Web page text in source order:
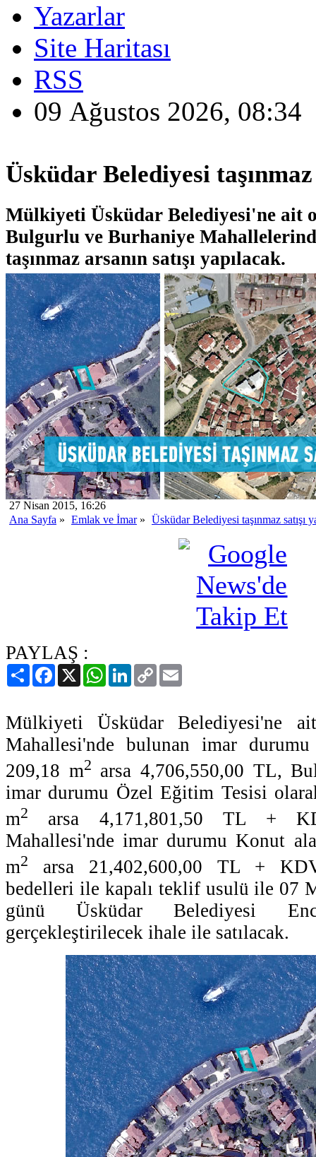
Yazarlar
Site Haritası
RSS
09 Ağustos 2026, 08:34
Üsküdar Belediyesi taşınmaz
Mülkiyeti Üsküdar Belediyesi'ne ait
Bulgurlu ve Burhaniye
taşınmaz arsanın satışı yapılacak.
27 Nisan 2015, 16:26
Ana Sayfa » Emlak ve İmar» Üsküdar Belediyesi taşınmaz satışı
PAYLAŞ :
PaylaşFacebook
X WhatsAppLinkedIn
Copy
Link
Mülkiyeti Üsküdar Belediyesi'ne
Mahallesi'nde bulunan imar
209,18 m2 arsa 4,706,550,00 TL,
imar durumu Özel Eğitim Tesisi
m2
arsa 4,171,801,50 TL +
Mahallesi'nde imar durumu Konut
m2
arsa 21,402,600,00 TL +
bedelleri ile kapalı teklif usulü ile 07
günü Üsküdar Belediyesi
gerçekleştirilecek ihale ile satılacak.